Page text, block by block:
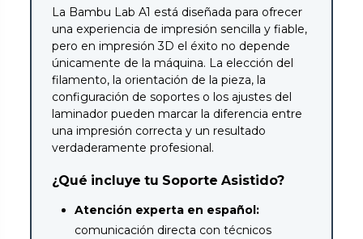
La Bambu Lab A1 está diseñada para ofrecer
una experiencia de impresión sencilla y fiable,
pero en impresión 3D el éxito no depende
únicamente de la máquina. La elección del
filamento, la orientación de la pieza, la
configuración de soportes o los ajustes del
laminador pueden marcar la diferencia entre
una impresión correcta y un resultado
verdaderamente profesional.
¿Qué incluye tu Soporte Asistido?
Atención experta en español:
comunicación directa con técnicos